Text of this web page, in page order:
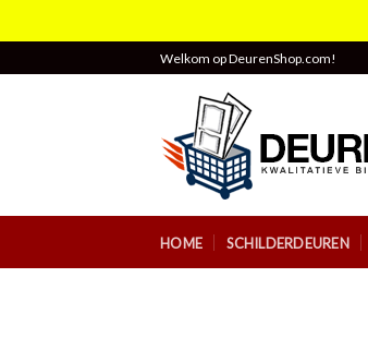
to
Welkom op DeurenShop.com!
HOME SCHILDERDEUREN